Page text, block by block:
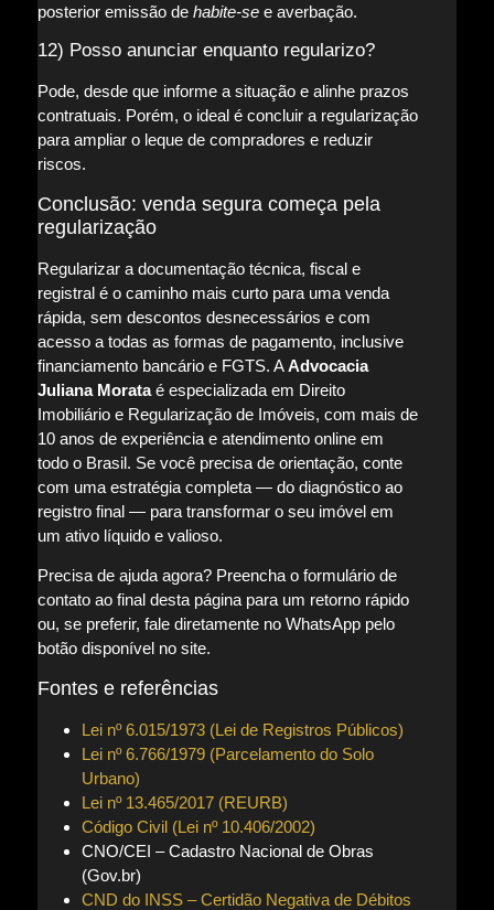
posterior emissão de habite-see averbação.
12) Posso anunciar enquanto regularizo?
Pode, desde que informe a situação e alinhe prazos
contratuais. Porém, o ideal é concluir a regularização
para ampliar o leque de compradores e reduzir
riscos.
Conclusão: venda segura começa pela
regularização
Regularizar a documentação técnica, fiscal e
registral é o caminho mais curto para uma venda
rápida, sem descontos desnecessários e com
acesso a todas as formas de pagamento, inclusive
financiamento bancário e FGTS. AAdvocacia
Juliana Morataé especializada em Direito
Imobiliário e Regularização de Imóveis, com mais de
10 anos de experiência e atendimento online em
todo o Brasil. Se você precisa de orientação, conte
com uma estratégia completa — do diagnóstico ao
registro final — para transformar o seu imóvel em
um ativo líquido e valioso.
Precisa de ajuda agora? Preencha o formulário de
contato ao final desta página para um retorno rápido
ou, se preferir, fale diretamente no WhatsApp pelo
botão disponível no site.
Fontes e referências
Lei nº 6.015/1973 (Lei de Registros Públicos)
Lei nº 6.766/1979 (Parcelamento do Solo
Urbano)
Lei nº 13.465/2017 (REURB)
Código Civil (Lei nº 10.406/2002)
CNO/CEI – Cadastro Nacional de Obras
(Gov.br)
CND do INSS – Certidão Negativa de Débitos